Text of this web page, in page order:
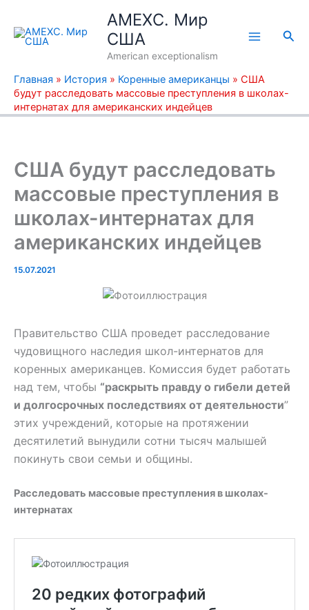
содержимому
AMEXC. Мир
США
American exceptionalism
Главная » История » Коренные американцы » США
будут расследовать массовые преступления в школах-
интернатах для американских индейцев
США будут расследовать
массовые преступления в
школах-интернатах для
американских индейцев
15.07.2021
Правительство США проведет расследование
чудовищного наследия школ-интернатов для
коренных американцев. Комиссия будет работать
над тем, чтобы “раскрыть правду о гибели детей
и долгосрочных последствиях от деятельности”
этих учреждений, которые на протяжении
десятилетий вынудили сотни тысяч малышей
покинуть свои семьи и общины.
Расследовать массовые преступления в школах-
интернатах